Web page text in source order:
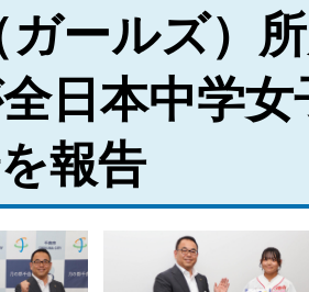
ールズ）
日本中学
報告